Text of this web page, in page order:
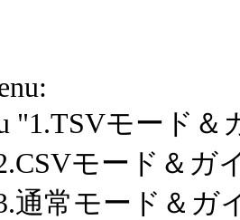
"1.TSVモード＆
モード＆ガ
モード＆ガ